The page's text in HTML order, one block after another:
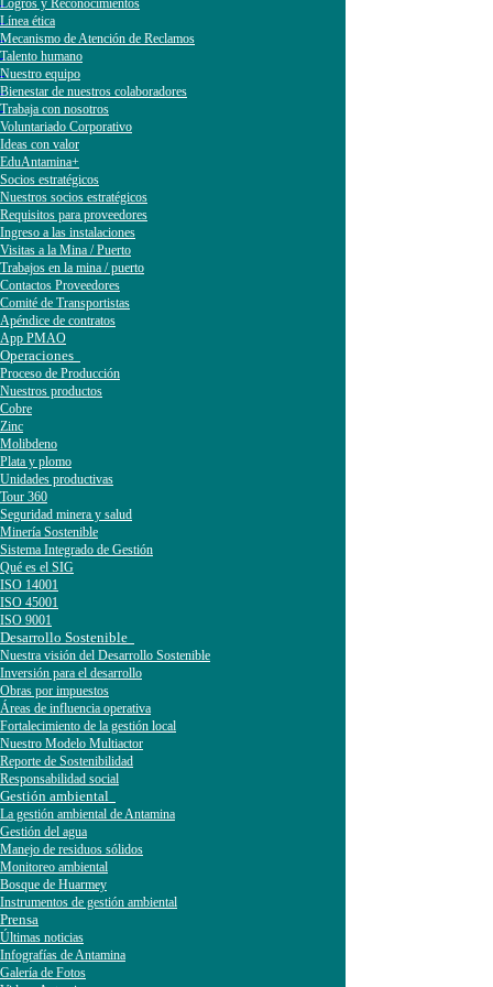
Logros y Reconocimientos
Línea ética
Mecanismo de Atención de Reclamos
Talento humano
Nuestro equipo
Bienestar de nuestros colaboradores
Trabaja con nosotros
Voluntariado Corporativo
Ideas con valor
EduAntamina+
Socios estratégicos
Nuestros socios estratégicos
Requisitos para proveedores
Ingreso a las instalaciones
Visitas a la Mina / Puerto
Trabajos en la mina / puerto
Contactos Proveedores
Comité de Transportistas
Apéndice de contratos
App PMAO
Operaciones
Proceso de Producción
Nuestros productos
Cobre
Zinc
Molibdeno
Plata y plomo
Unidades productivas
Tour 360
Seguridad minera y salud
Minería Sostenible
Sistema Integrado de Gestión
Qué es el SIG
ISO 14001
ISO 45001
ISO 9001
Desarrollo Sostenible
Nuestra visión del Desarrollo Sostenible
Inversión para el desarrollo
Obras por impuestos
Áreas de influencia operativa
Fortalecimiento de la gestión local
Nuestro Modelo Multiactor
Reporte de Sostenibilidad
Responsabilidad social
Gestión ambiental
La gestión ambiental de Antamina
Gestión del agua
Manejo de residuos sólidos
Monitoreo ambiental
Bosque de Huarmey
Instrumentos de gestión ambiental
Prensa
Últimas noticias
Infografías de Antamina
Galería de Fotos